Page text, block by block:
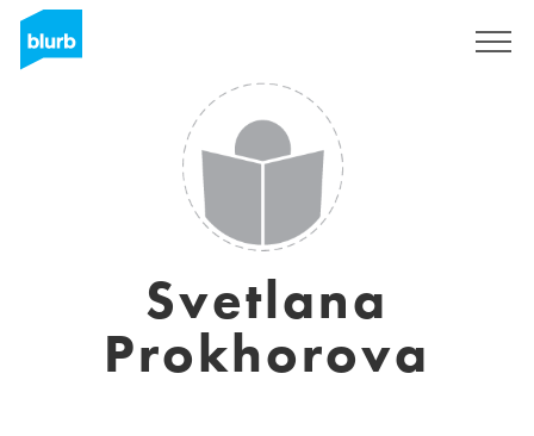
Svetlana
Prokhorova